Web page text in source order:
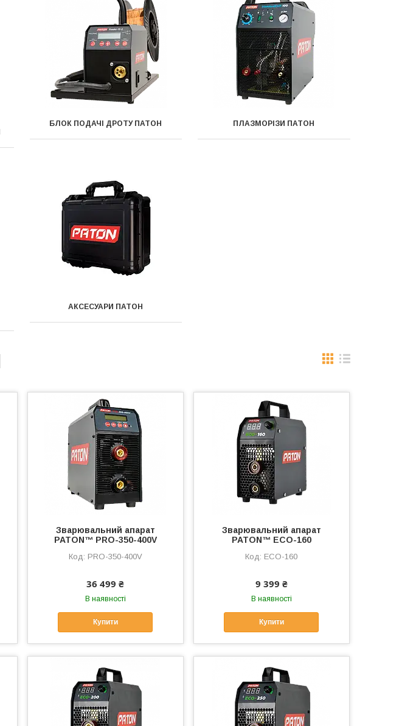
БЛОК ПОДАЧІ ДРОТУ ПАТОН ПЛАЗМОРІЗИ ПАТОН
АКСЕСУАРИ ПАТОН
Зварювальний апарат
PATON™ PRO-350-400V
PRO-350-400V
36 499 ₴
В наявності
Купити
Зварювальний апарат
PATON™ ECO-160
ECO-160
9 399 ₴
В наявності
Купити